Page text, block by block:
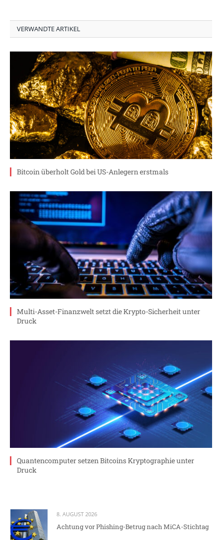
VERWANDTE ARTIKEL
Bitcoin überholt Gold bei US-Anlegern erstmals
Multi-Asset-Finanzwelt setzt die Krypto-Sicherheit unter
Druck
Quantencomputer setzen Bitcoins Kryptographie unter
Druck
8. AUGUST 2026
Achtung vor Phishing-Betrug nach MiCA-Stichtag